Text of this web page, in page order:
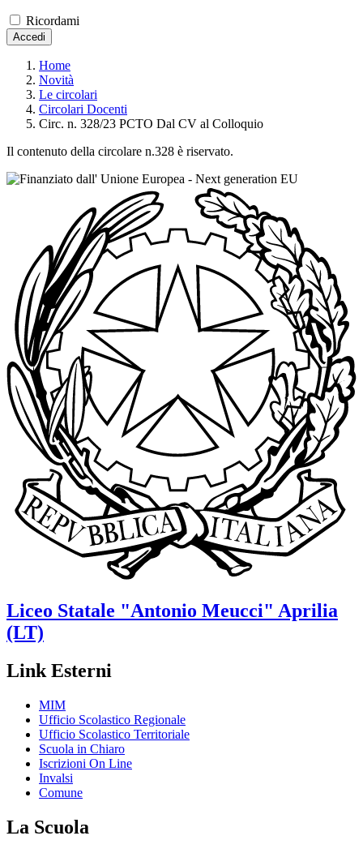
Ricordami
Accedi
Home
Novità
Le circolari
Circolari Docenti
Circ. n. 328/23 PCTO Dal CV al Colloquio
Il contenuto della circolare n.328 è riservato.
Liceo Statale "Antonio Meucci" Aprilia
(LT)
Link Esterni
MIM
Ufficio Scolastico Regionale
Ufficio Scolastico Territoriale
Scuola in Chiaro
Iscrizioni On Line
Invalsi
Comune
La Scuola